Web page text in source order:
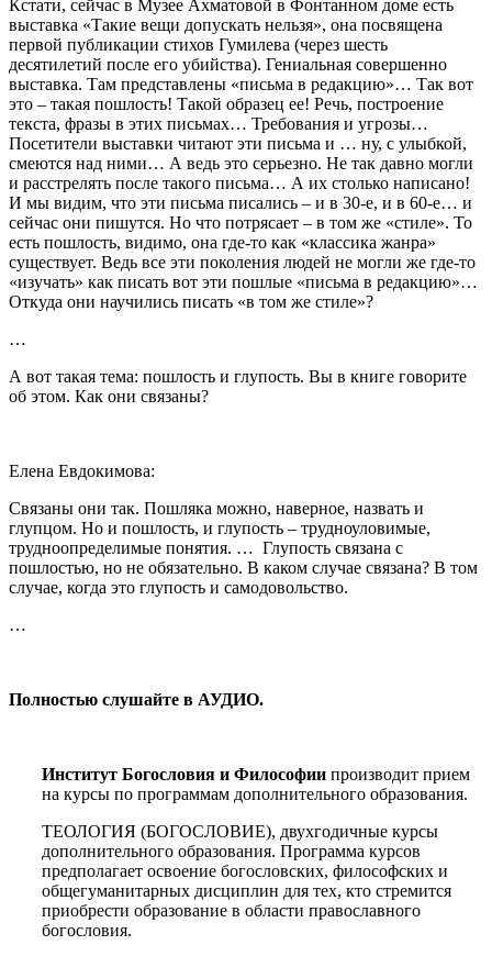
Кстати, сейчас в Музее Ахматовой в Фонтанном доме есть
выставка «Такие вещи допускать нельзя», она посвящена
первой публикации стихов Гумилева (через шесть
десятилетий после его убийства). Гениальная совершенно
выставка. Там представлены «письма в редакцию»… Так вот
это – такая пошлость! Такой образец ее! Речь, построение
текста, фразы в этих письмах… Требования и угрозы…
Посетители выставки читают эти письма и … ну, с улыбкой,
смеются над ними… А ведь это серьезно. Не так давно могли
и расстрелять после такого письма… А их столько написано!
И мы видим, что эти письма писались – и в 30-е, и в 60-е… и
сейчас они пишутся. Но что потрясает – в том же «стиле». То
есть пошлость, видимо, она где-то как «классика жанра»
существует. Ведь все эти поколения людей не могли же где-то
«изучать» как писать вот эти пошлые «письма в редакцию»…
Откуда они научились писать «в том же стиле»?
…
А вот такая тема: пошлость и глупость. Вы в книге говорите
об этом. Как они связаны?
Елена Евдокимова:
Связаны они так. Пошляка можно, наверное, назвать и
глупцом. Но и пошлость, и глупость – трудноуловимые,
трудноопределимые понятия. … Глупость связана с
пошлостью, но не обязательно. В каком случае связана? В том
случае, когда это глупость и самодовольство.
…
Полностью слушайте в АУДИО.
Институт Богословия и Философии производит прием
на курсы по программам дополнительного образования.
ТЕОЛОГИЯ (БОГОСЛОВИЕ), двухгодичные курсы
дополнительного образования. Программа курсов
предполагает освоение богословских, философских и
общегуманитарных дисциплин для тех, кто стремится
приобрести образование в области православного
богословия.